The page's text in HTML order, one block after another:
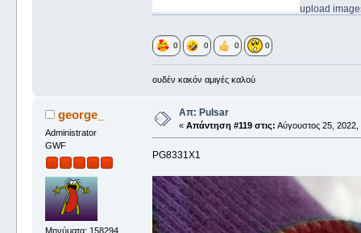
upload
0 0 0 0
ουδέν κακόν αμιγές καλού
george_
Administrator
GWF
Μηνύματα: 158294
Απ: Pulsar
« Απάντηση #119 στις: Αύγουστος 25,
PG8331X1